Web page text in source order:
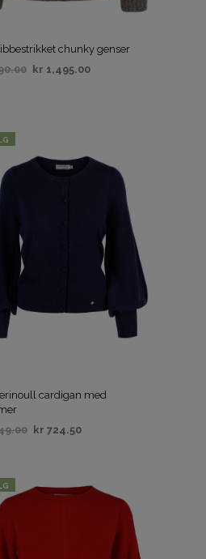
chunky genser
kr 1,495.00
cardigan med
kr 724.50